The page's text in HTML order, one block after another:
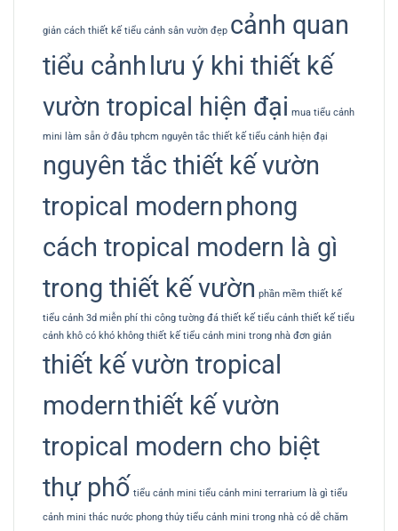
giản cách thiết kế tiểu cảnh sân vườn đẹp cảnh quan
tiểu cảnh lưu ý khi thiết kế
vườn tropical hiện đại mua tiểu cảnh
mini làm sẵn ở đâu tphcm nguyên tắc thiết kế tiểu cảnh hiện đại
nguyên tắc thiết kế vườn
tropical modern phong
cách tropical modern là gì
trong thiết kế vườn phần mềm thiết kế
tiểu cảnh 3d miễn phí thi công tường đá thiết kế tiểu cảnh thiết kế tiểu
cảnh khô có khó không thiết kế tiểu cảnh mini trong nhà đơn giản
thiết kế vườn tropical
modernthiết kế vườn
tropical modern cho biệt
thự phố tiểu cảnh mini tiểu cảnh mini terrarium là gì tiểu
cảnh mini thác nước phong thủy tiểu cảnh mini trong nhà có dễ chăm